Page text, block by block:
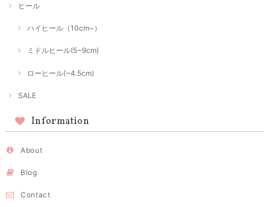
ヒール
ハイヒール（10cm~）
ミドルヒール(5~9cm)
ローヒール(~4.5cm)
SALE
Information
About
Blog
Contact